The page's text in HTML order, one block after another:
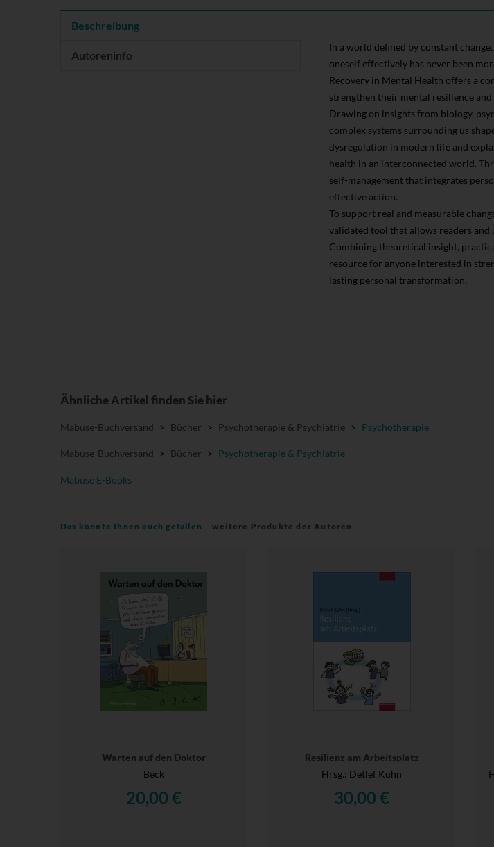
Beschreibung
Autoreninfo
In a world defined by constant
oneself effectively has never been
Recovery in Mental Health offers a
strengthen their mental resilience
Drawing on insights from biology,
complex systems surrounding us
dysregulation in modern life and
health in an interconnected world.
self-management that integrates
effective action.
To support real and measurable
validated tool that allows readers and
Combining theoretical insight,
resource for anyone interested in
lasting personal transformation.
Ähnliche Artikel finden Sie hier
Mabuse-Buchversand > Bücher > Psychotherapie & Psychiatrie > Psychotherapie
Mabuse-Buchversand > Bücher > Psychotherapie & Psychiatrie
Mabuse E-Books
Das könnte Ihnen auch gefallen weitere Produkte der Autoren
Warten auf den Doktor
Beck
20,00 €
Resilienz am Arbeitsplatz
Hrsg.: Detlef Kuhn
30,00 €